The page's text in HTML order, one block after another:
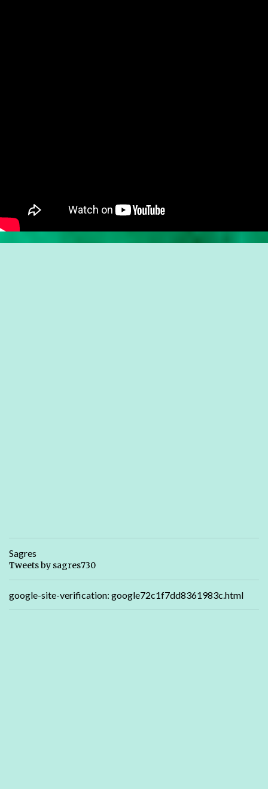
Sagres
Tweets by sagres730
google-site-verification: google72c1f7dd8361983c.html